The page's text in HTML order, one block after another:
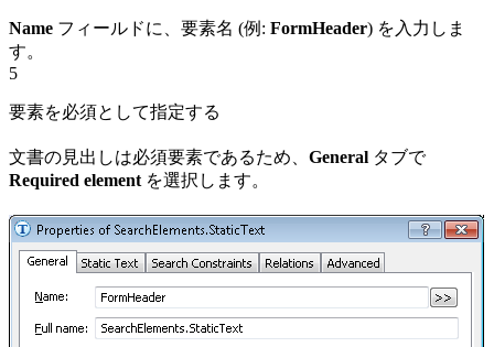
Name フィールドに、要素名 (例: FormHeader) を入力しま
す。
5
要素を必須として指定する
文書の見出しは必須要素であるため、 General タブで
Required element を選択します。